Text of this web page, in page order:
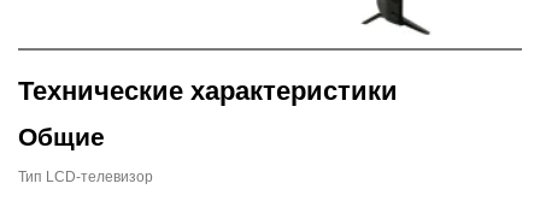
Технические характеристики
Общие
Тип LCD-телевизор